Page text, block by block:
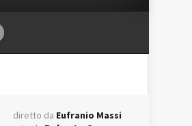
diretto da Eufranio Massi